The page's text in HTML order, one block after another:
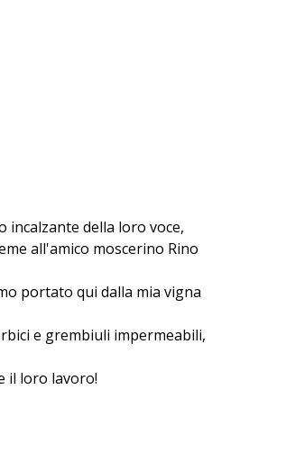
incalzante della loro voce,
all'amico moscerino Rino
portato qui dalla mia vigna
e grembiuli impermeabili,
il loro lavoro!